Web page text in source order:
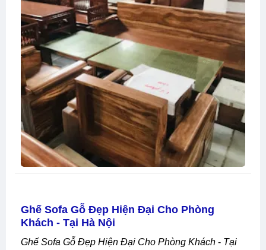
Ghế Sofa Gỗ Đẹp Hiện Đại Cho Phòng
Khách - Tại Hà Nội
Ghế Sofa Gỗ Đẹp Hiện Đại Cho Phòng Khách - Tại